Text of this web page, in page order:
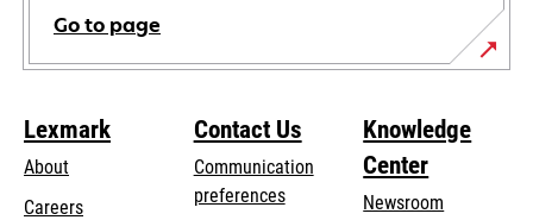
Go to page
Lexmark
About
Careers
Contact Us
Communication
preferences
Knowledge
Center
Newsroom